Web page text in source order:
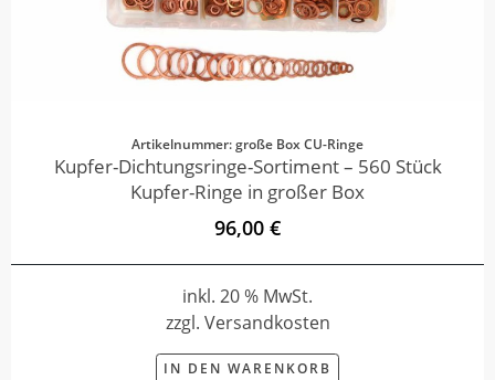
Artikelnummer: große Box CU-Ringe
Kupfer-Dichtungsringe-Sortiment – 560 Stück
Kupfer-Ringe in großer Box
96,00 €
inkl. 20 % MwSt.
zzgl. Versandkosten
IN DEN WARENKORB